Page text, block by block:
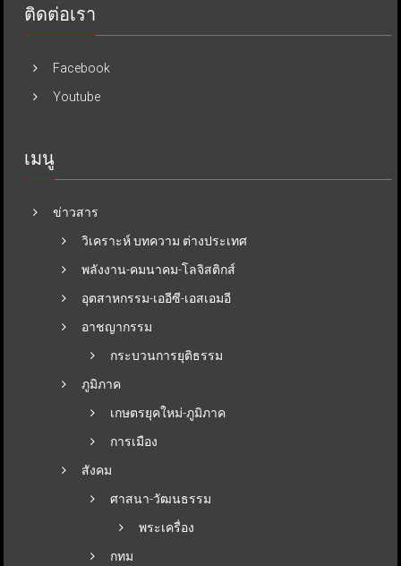
ติดต่อเรา
Facebook
Youtube
เมนู
ข่าวสาร
วิเคราะห์ บทความ ต่างประเทศ
พลังงาน-คมนาคม-โลจิสติกส์
อุตสาหกรรม-เออีซี-เอสเอมอี
อาชญากรรม
กระบวนการยุติธรรม
ภูมิภาค
เกษตรยุคใหม่-ภูมิภาค
การเมือง
สังคม
ศาสนา-วัฒนธรรม
พระเครื่อง
กทม